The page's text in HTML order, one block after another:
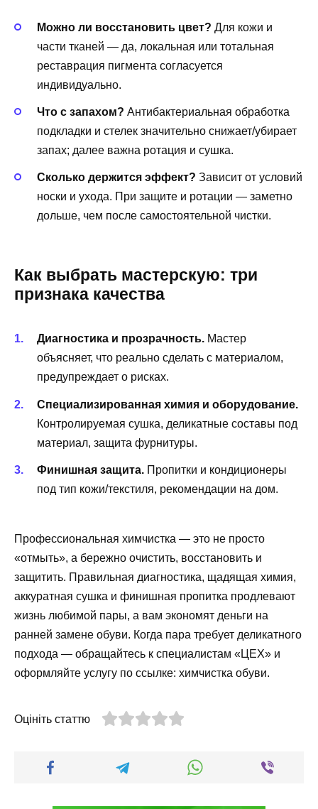
Можно ли восстановить цвет? Для кожи и
части тканей — да, локальная или тотальная
реставрация пигмента согласуется
индивидуально.
Что с запахом? Антибактериальная обработка
подкладки и стелек значительно снижает/убирает
запах; далее важна ротация и сушка.
Сколько держится эффект? Зависит от условий
носки и ухода. При защите и ротации — заметно
дольше, чем после самостоятельной чистки.
Как выбрать мастерскую: три
признака качества
Диагностика и прозрачность. Мастер
объясняет, что реально сделать с материалом,
предупреждает о рисках.
Специализированная химия и оборудование.
Контролируемая сушка, деликатные составы под
материал, защита фурнитуры.
Финишная защита. Пропитки и кондиционеры
под тип кожи/текстиля, рекомендации на дом.
Профессиональная химчистка — это не просто
«отмыть», а бережно очистить, восстановить и
защитить. Правильная диагностика, щадящая химия,
аккуратная сушка и финишная пропитка продлевают
жизнь любимой пары, а вам экономят деньги на
ранней замене обуви. Когда пара требует деликатного
подхода — обращайтесь к специалистам «ЦЕХ» и
оформляйте услугу по ссылке: химчистка обуви.
Оцініть статтю